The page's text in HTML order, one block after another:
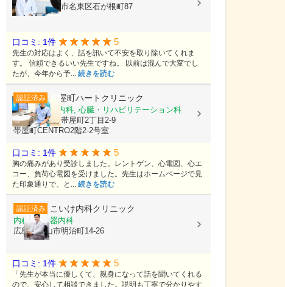
愛知県名古屋市名東区石が根町87
口コミ: 1件 5
先生の対応はよく、話を訊いて不安を取り除いてくれま
す。 信頼できるいい先生ですね。 以前は混んで大変でし
たが、今年から予... 続きを読む
認証済み 帯屋町ハートクリニック
循環器内科, 内科, 心臓・リハビリテーション科
高知県高知市帯屋町2丁目2-9
帯屋町CENTRO2階2-2号室
口コミ: 1件 5
胸の痛みがあり受診しました。レントゲン、心電図、心エ
コー、負荷心電図を受けました。先生はホームページで見
た印象通りで、と... 続きを読む
認証済み こいけ内科クリニック
内科, 循環器内科
広島県福山市明治町14-26
口コミ: 1件 5
「先生が本当に優しくて、親身になって話を聞いてくれる
ので、安心して相談できました。説明も丁寧で分かりやす